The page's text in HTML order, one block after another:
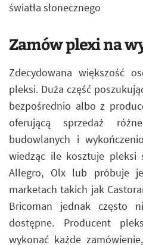
światła słonecznego
Zamów plexi na
Zdecydowana większość
pleksi. Duża część
bezpośrednio albo z
oferującą sprzedaż
budowlanych i
wiedząc ile kosztuje pleksi
Allegro, Olx lub próbuje
marketach takich jak
Bricoman jednak często
dostępne. Producent
wykonać każde